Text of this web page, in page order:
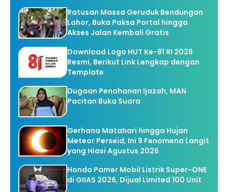
Ratusan Massa Geruduk Bendungan
Lahor, Buka Paksa Portal hingga
Akses Jalan Kembali Gratis
Download Logo HUT Ke-81 RI 2026
Resmi, Berikut Link Lengkap dengan
Template
Dugaan Penahanan Ijazah, MAN
Pacitan Buka Suara
Gerhana Matahari hingga Hujan
Meteor Perseid, Ini 9 Fenomena Langit
yang Hiasi Agustus 2026
Honda Pamer Mobil Listrik Super-ONE
di GIIAS 2026, Dijual Limited 100 Unit